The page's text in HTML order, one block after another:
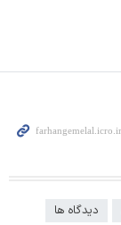
دیدگاه ها